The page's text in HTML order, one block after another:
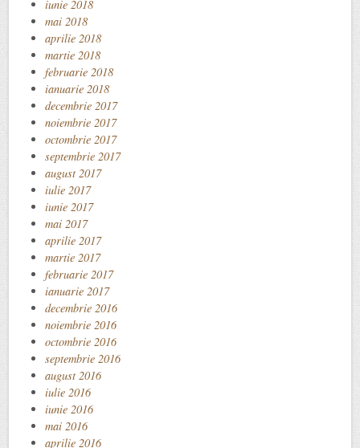
iunie 2018
mai 2018
aprilie 2018
martie 2018
februarie 2018
ianuarie 2018
decembrie 2017
noiembrie 2017
octombrie 2017
septembrie 2017
august 2017
iulie 2017
iunie 2017
mai 2017
aprilie 2017
martie 2017
februarie 2017
ianuarie 2017
decembrie 2016
noiembrie 2016
octombrie 2016
septembrie 2016
august 2016
iulie 2016
iunie 2016
mai 2016
aprilie 2016